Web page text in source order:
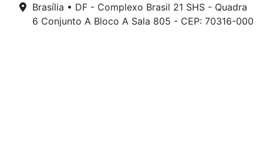
Brasília • DF - Complexo Brasil 21 SHS - Quadra
6 Conjunto A Bloco A Sala 805 - CEP: 70316-000